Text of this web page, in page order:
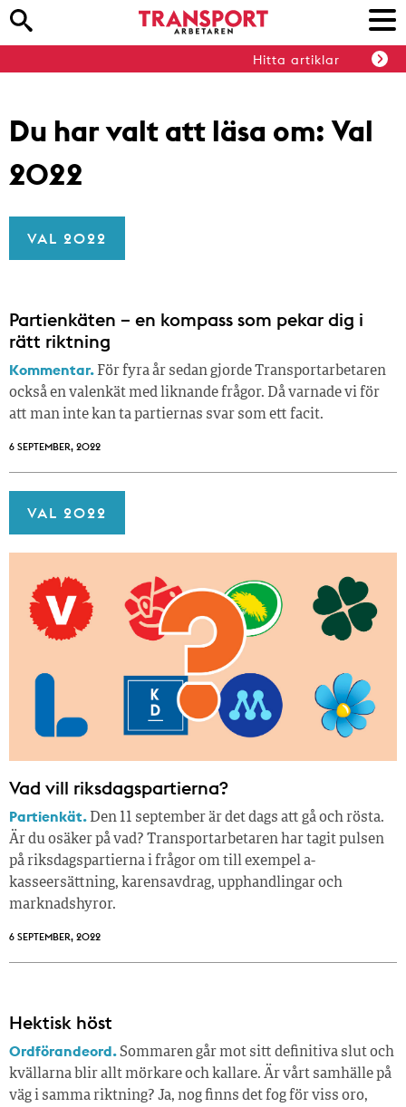
Hitta artiklar
Du har valt att läsa om:Val
2022
VAL 2022
Partienkäten – en kompass som pekar dig i
rätt riktning
Kommentar. För fyra år sedan gjorde Transportarbetaren
också en valenkät med liknande frågor. Då varnade vi för
att man inte kan ta partiernas svar som ett facit.
6 SEPTEMBER, 2022
VAL 2022
Vad vill riksdagspartierna?
Partienkät. Den 11 september är det dags att gå och rösta.
Är du osäker på vad? Transportarbetaren har tagit pulsen
på riksdagspartierna i frågor om till exempel a-
kasseersättning, karensavdrag, upphandlingar och
marknadshyror.
6 SEPTEMBER, 2022
Hektisk höst
Ordförandeord.Sommaren går mot sitt definitiva slut och
kvällarna blir allt mörkare och kallare. Är vårt samhälle på
väg i samma riktning? Ja, nog finns det fog för viss oro,